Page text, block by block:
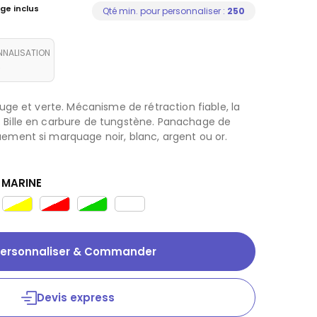
inclus Qté min. pour personnaliser : 250
et verte. Mécanisme de rétraction fiable, la
en carbure de tungstène. Panachage de
si marquage noir, blanc, argent ou or.
& Commander
Devis express